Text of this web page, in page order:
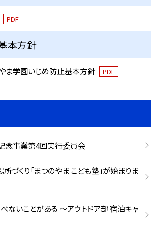
PDF
本方針
ま学園いじめ防止基本方針 PDF
念事業第4回実行委員会
づくり「まつのやま こども塾」が始まりま
ないことがある ～アウトドア部 宿泊キャ